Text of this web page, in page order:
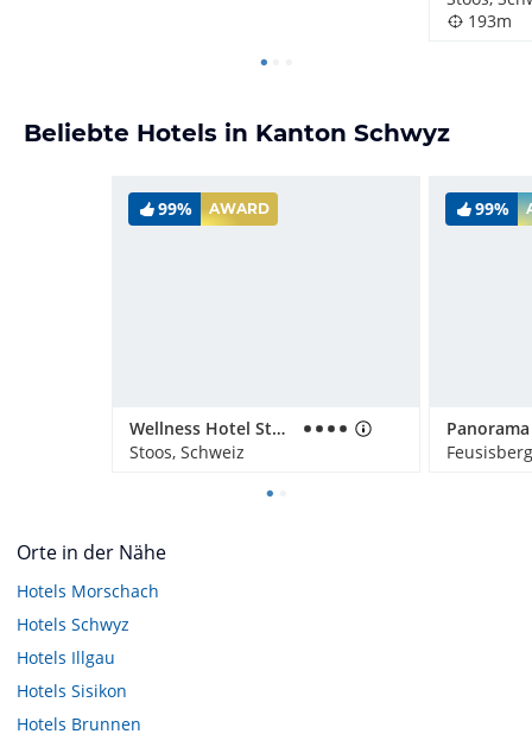
193m
Beliebte Hotels in Kanton Schwyz
99% AWARD
Wellness Hotel Stoos
Stoos, Schweiz
99%
Orte in der Nähe
Hotels Morschach
Hotels Schwyz
Hotels Illgau
Hotels Sisikon
Hotels Brunnen